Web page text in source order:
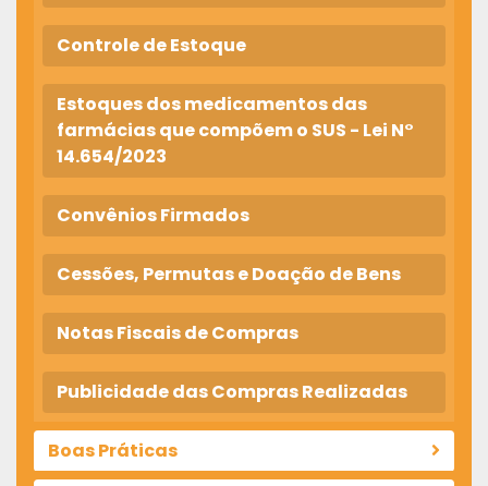
Controle de Estoque
Estoques dos medicamentos das
farmácias que compõem o SUS - Lei N°
14.654/2023
Convênios Firmados
Cessões, Permutas e Doação de Bens
Notas Fiscais de Compras
Publicidade das Compras Realizadas
Boas Práticas